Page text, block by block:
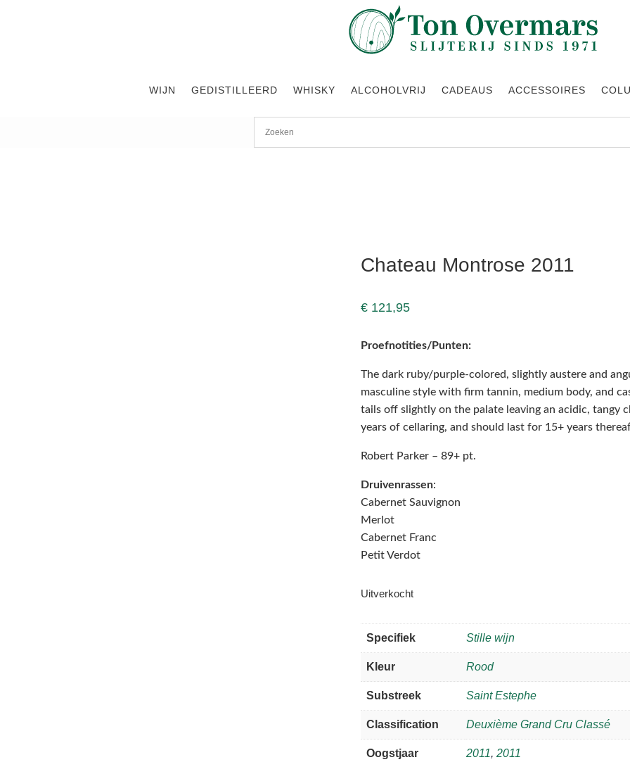
WIJN GEDISTILLEERD WHISKY ALCOHOLVRIJ CADEAUS ACCESSOIRES
Chateau Montrose 2011
€121,95
Proefnotities/Punten:
The dark ruby/purple-colored, slightly austere and
masculine style with firm tannin, medium body, and
tails off slightly on the palate leaving an acidic, tangy
years of cellaring, and should last for 15+ years
Robert Parker – 89+ pt.
Druivenrassen:
Cabernet Sauvignon
Merlot
Cabernet Franc
Petit Verdot
Uitverkocht
Specifiek Stille wijn
Kleur Rood
Substreek Saint Estephe
Classification Deuxième Grand Cru Classé
Oogstjaar 2011, 2011